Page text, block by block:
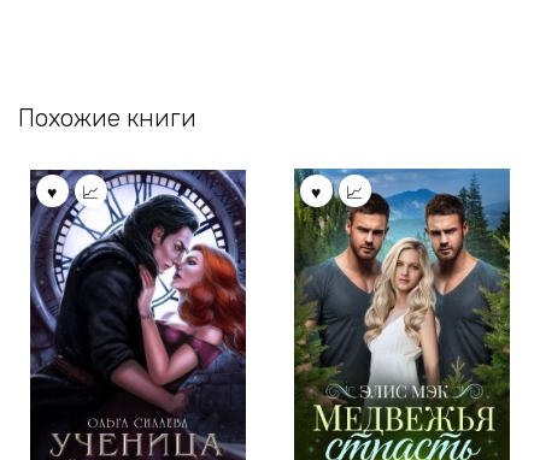
Похожие книги